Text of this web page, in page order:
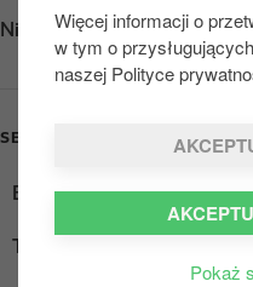
Więcej informacji o
w tym o
naszej Polityce
Pokaż
Niedziela
SERVICES
Ekspres do kawy
Truck Diesel